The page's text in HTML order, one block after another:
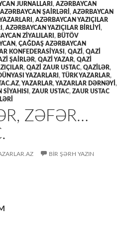
JURNALLARI , AZƏRBAYCAN
AZƏRBAYCAN ŞAİRLƏRİ , AZƏRBAYCAN
, AZƏRBAYCAN YAZIÇILAR
, AZƏRBAYCAN YAZIÇILAR BIRLIYI ,
ZİYALILARI , BÜTÖV
, ÇAĞDAŞ AZƏRBAYCAN
KONFEDERASİYASI , QAZİ , QAZİ
ŞAİRLƏR, QAZİ YAZAR, QAZİ
, QAZİ ZAUR USTAC, QAZİLƏR,
YAZARLARI , TÜRK YAZARLAR,
,YAZARLAR,YAZARLAR DƏRNƏYİ ,
SİYAHISI , ZAUR USTAC, ZAUR USTAC
ZƏFƏR…
BIR ŞƏRH YAZIN